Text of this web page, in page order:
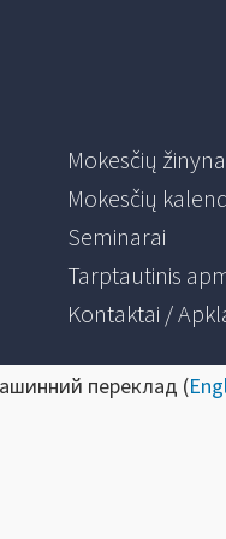
Mokesčių
Mokesčių
Seminarai
Tarptautinis
Kontaktai /
переклад (